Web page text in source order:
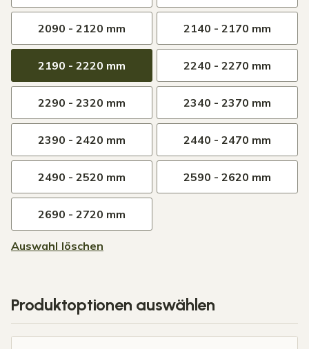
2090 - 2120 mm 2140 - 2170 mm
2190 - 2220 mm 2240 - 2270 mm
2290 - 2320 mm 2340 - 2370 mm
2390 - 2420 mm 2440 - 2470 mm
2490 - 2520 mm 2590 - 2620 mm
2690 - 2720 mm
Auswahl löschen
Produktoptionen auswählen